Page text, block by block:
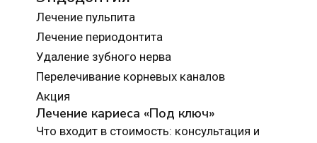
Лечение пульпита
Лечение периодонтита
Удаление зубного нерва
Перелечивание корневых каналов
Акция
Лечение кариеса «Под ключ»
Что входит в стоимость: консультация и